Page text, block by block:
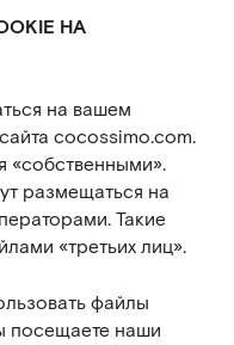
НА
на вашем
cocossimo.com.
«собственными».
размещаться на
Такие
«третьих лиц».
файлы
посещаете наши